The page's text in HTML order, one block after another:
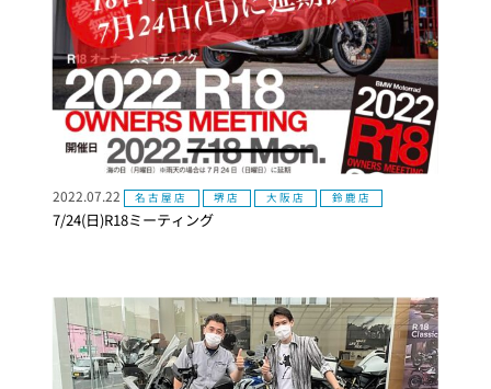
7/24(日)R18ミーティング
2022.07.22 名古屋店 堺店 大阪店 鈴鹿店